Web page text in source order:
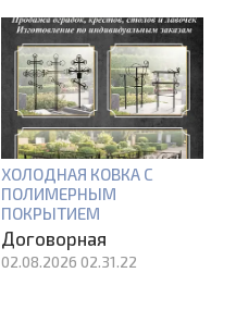
ХОЛОДНАЯ КОВКА С
ПОЛИМЕРНЫМ
ПОКРЫТИЕМ
Договорная
02.08.2026 02.31.22